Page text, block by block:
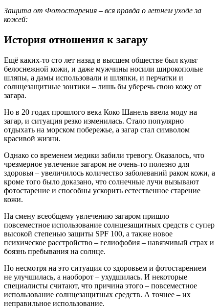
Защита от Фотостарения – вся правда о летнем уходе за
кожей:
История отношения к загару
Ещё каких-то сто лет назад в высшем обществе был культ
белоснежной кожи, и даже мужчины носили широкополые
шляпы, а дамы использовали и шляпки, и перчатки и
солнцезащитные зонтики – лишь бы уберечь свою кожу от
загара.
Но в 20 годах прошлого века Коко Шанель ввела моду на
загар, и ситуация резко изменилась. Стало популярно
отдыхать на морском побережье, а загар стал символом
красивой жизни.
Однако со временем медики забили тревогу. Оказалось, что
чрезмерное увлечение загаром не очень-то полезно для
здоровья – увеличилось количество заболеваний раком кожи, а
кроме того было доказано, что солнечные лучи вызывают
фотостарение и способны ускорить естественное старение
кожи.
На смену всеобщему увлечению загаром пришло
повсеместное использование солнцезащитных средств с супер
высокой степенью защиты SPF 100, а также новое
психическое расстройство – гелиофобия – навязчивый страх и
боязнь пребывания на солнце.
Но несмотря на это ситуация со здоровьем и фотостарением
не улучшилась, а наоборот – ухудшилась. И некоторые
специалисты считают, что причина этого – повсеместное
использование солнцезащитных средств. А точнее – их
неправильное использование.